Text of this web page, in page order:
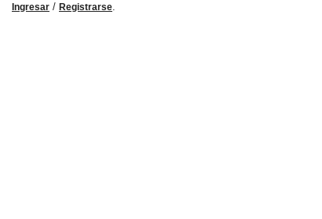
Ingresar / Registrarse.